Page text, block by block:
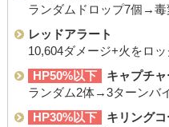
ランダムドロップ7個→毒
レッドアラート
10,604ダメージ+火をロッ
HP50%以下
キャプチャ
ランダム2体→3ターンバ
HP30%以下
キリングコ